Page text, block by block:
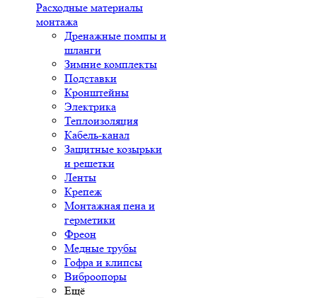
Расходные материалы
монтажа
Дренажные помпы и
шланги
Зимние комплекты
Подставки
Кронштейны
Электрика
Теплоизоляция
Кабель-канал
Защитные козырьки
и решетки
Ленты
Крепеж
Монтажная пена и
герметики
Фреон
Медные трубы
Гофра и клипсы
Виброопоры
Ещё